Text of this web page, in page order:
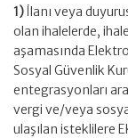
1) İlanı veya
olan ihalelerde,
aşamasında
Sosyal Güvenlik
entegrasyonları
vergi ve/veya
ulaşılan isteklilere